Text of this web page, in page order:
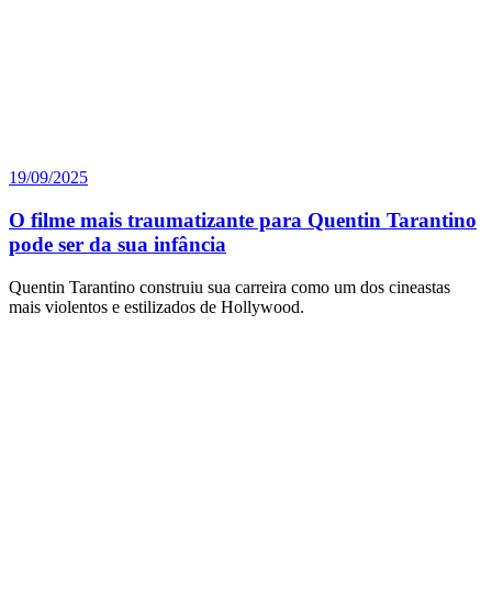
19/09/2025
O filme mais traumatizante para Quentin Tarantino
pode ser da sua infância
Quentin Tarantino construiu sua carreira como um dos cineastas
mais violentos e estilizados de Hollywood.